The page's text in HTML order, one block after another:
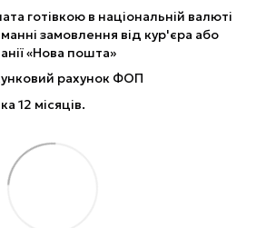
готівкою в національній валюті
замовлення від кур'єра або
«Нова пошта»
рахунок ФОП
12 місяців.